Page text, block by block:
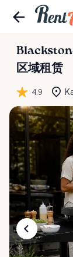
区域租赁
4.9